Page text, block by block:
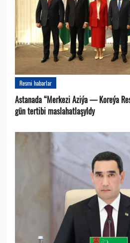
Resmi habarlar
Astanada “Merkezi Aziýa — Koreýa
gün tertibi maslahatlaşyldy